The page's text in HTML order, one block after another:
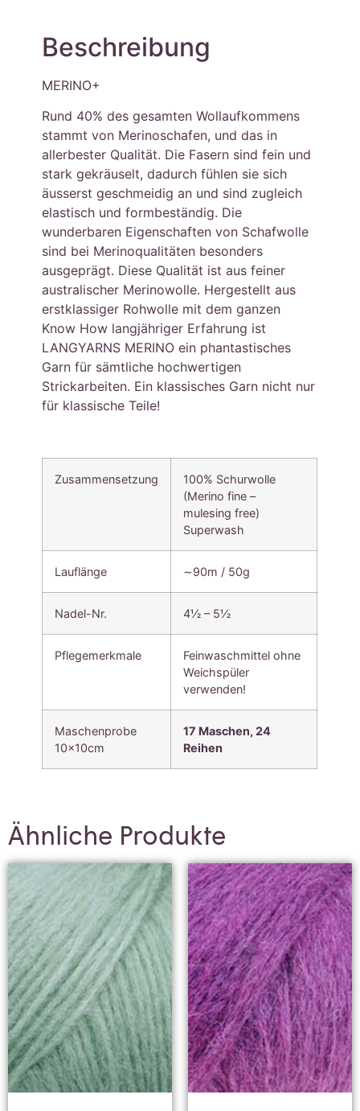
Beschreibung
MERINO+
Rund 40% des gesamten Wollaufkommens
stammt von Merinoschafen, und das in
allerbester Qualität. Die Fasern sind fein und
stark gekräuselt, dadurch fühlen sie sich
äusserst geschmeidig an und sind zugleich
elastisch und formbeständig. Die
wunderbaren Eigenschaften von Schafwolle
sind bei Merinoqualitäten besonders
ausgeprägt. Diese Qualität ist aus feiner
australischer Merinowolle. Hergestellt aus
erstklassiger Rohwolle mit dem ganzen
Know How langjähriger Erfahrung ist
LANGYARNS MERINO ein phantastisches
Garn für sämtliche hochwertigen
Strickarbeiten. Ein klassisches Garn nicht nur
für klassische Teile!
Zusammensetzung
100% Schurwolle
(Merino fine –
mulesing free)
Superwash
Lauflänge ∼90m / 50g
Nadel-Nr. 4½ – 5½
Pflegemerkmale
Feinwaschmittel ohne
Weichspüler
verwenden!
Maschenprobe
10x10cm
17 Maschen, 24
Reihen
Ähnliche Produkte